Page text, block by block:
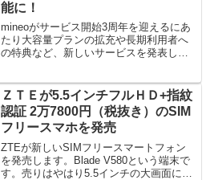
能に！
mineoがサービス開始3周年を迎えるにあ
たり大容量プランの拡充や長期利用者へ
の特典など、新しいサービスを発表しま
していく感じで実に好感がもてます。ユ
ーザー目線を...
ＺＴＥが5.5インチフルＨＤ+指紋
認証 2万7800円（税抜き）のSIM
フリースマホを発売
ZTEが新しいSIMフリースマートフォン
を発売します。Blade V580という端末で
す。売りはやはり5.5インチの大画面にフ